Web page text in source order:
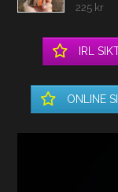
225 kr
IRL
ONLINE